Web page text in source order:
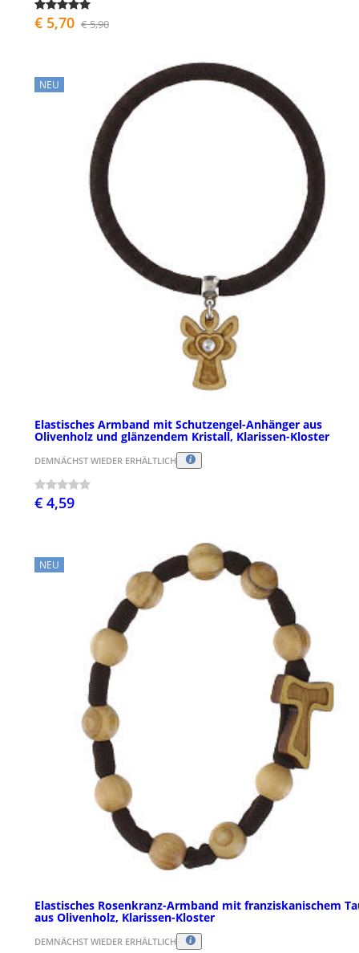
€ 5,70 € 5,90
NEU
Elastisches Armband mit Schutzengel-Anhänger aus
Olivenholz und glänzendem Kristall, Klarissen-Kloster
DEMNÄCHST WIEDER ERHÄLTLICH
€ 4,59
NEU
Elastisches Rosenkranz-Armband mit franziskanischem
aus Olivenholz, Klarissen-Kloster
DEMNÄCHST WIEDER ERHÄLTLICH